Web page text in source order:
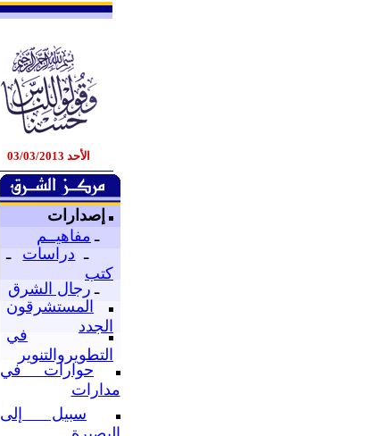
الأحد 03/03/2013
إصدارات
ـ مفاهيــم
ـ دراسات
ـ
كتب
ـ رجال الشرق
المستشرقون
الجدد
في
التطويروالتنوير
حوارات في
مدارات
سبيل إلى